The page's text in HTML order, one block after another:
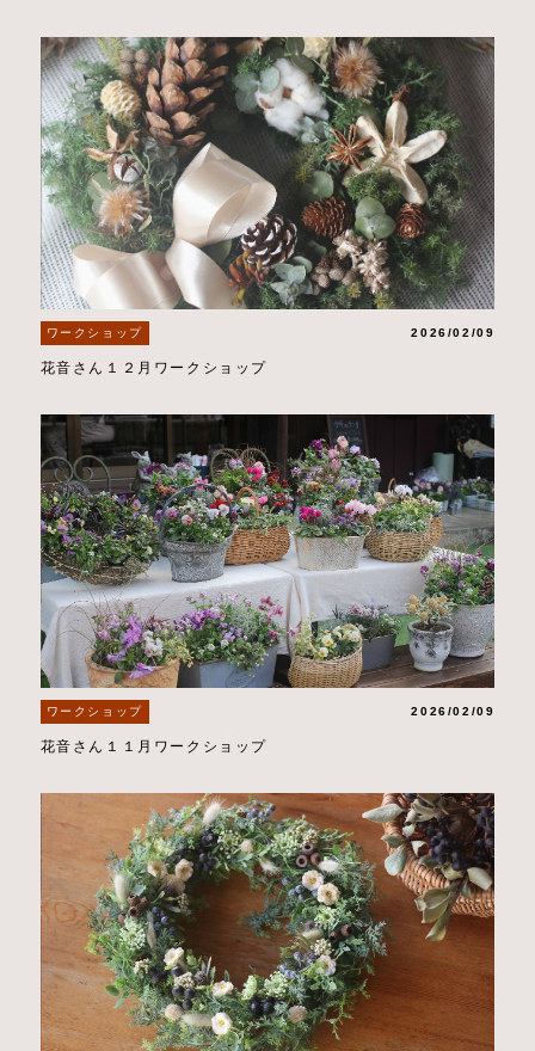
ワークショップ 2026/02/09
花音さん１２月ワークショップ
ワークショップ 2026/02/09
花音さん１１月ワークショップ